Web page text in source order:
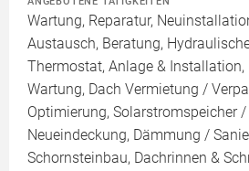
Wartung, Reparatur,
Austausch, Beratung,
Thermostat, Anlage &
Wartung, Dach Vermietung /
Optimierung, Solarstromspeicher
Neueindeckung, Dämmung /
Schornsteinbau, Dachrinnen &